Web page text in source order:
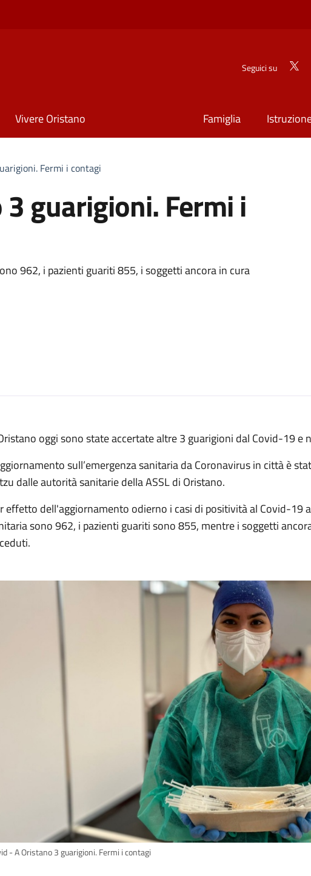
Seguici su
Vivere Oristano Famiglia
Fermi i contagi
guarigioni. Fermi i
962, i pazienti guariti 855, i soggetti ancora in cura
oggi sono state accertate altre 3 guarigioni dal Covid-19 e
sull’emergenza sanitaria da Coronavirus in città è
dalle autorità sanitarie della ASSL di Oristano.
effetto dell'aggiornamento odierno i casi di positività al Covid-19
sono 962, i pazienti guariti sono 855, mentre i soggetti
- A Oristano 3 guarigioni. Fermi i contagi